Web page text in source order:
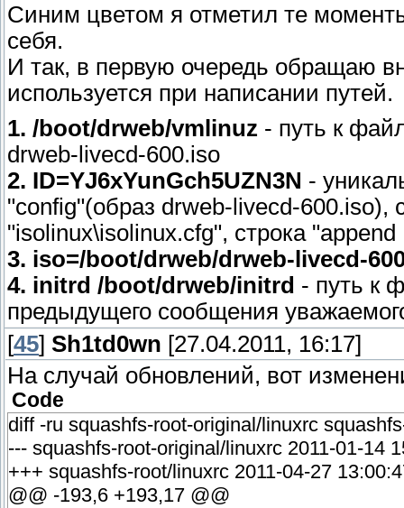
Синим цветом я отметил те
себя.
И так, в первую очередь обращаю
используется при написании путей.
1. /boot/drweb/vmlinuz - путь к
drweb-livecd-600.iso
2. ID=YJ6xYunGch5UZN3N -
"config"(образ drweb-livecd-600.iso),
"isolinux\isolinux.cfg", строка "append
3. iso=/boot/drweb/drweb-livecd-
4. initrd /boot/drweb/initrd - путь к
предыдущего сообщения
[45] Sh1td0wn [27.04.2011, 16:17]
На случай обновлений, вот
Code
diff -ru squashfs-root-original/linuxrc
--- squashfs-root-original/linuxrc 2011-01-14
+++ squashfs-root/linuxrc 2011-04-27
@@ -193,6 +193,17 @@